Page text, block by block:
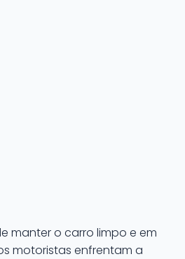
manter o carro limpo e em
motoristas enfrentam a